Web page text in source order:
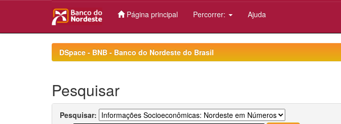
Página principal Percorrer: Ajuda
DSpace - BNB - Banco do Nordeste do Brasil
Pesquisar
Pesquisar: